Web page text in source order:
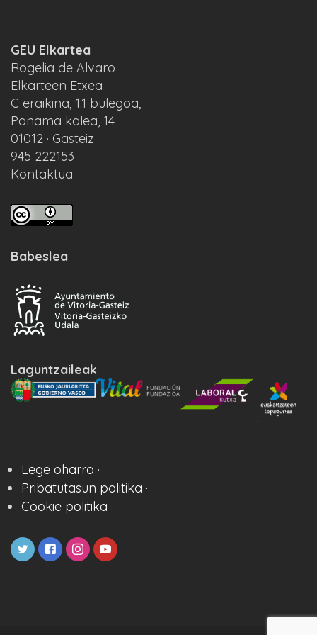
GEU Elkartea
Rogelia de Alvaro
Elkarteen Etxea
C eraikina, 1.1 bulegoa,
Panama kalea, 14
01012 · Gasteiz
945 222153
Kontaktua
Babeslea
Laguntzaileak
Lege oharra ·
Pribatutasun politika ·
Cookie politika